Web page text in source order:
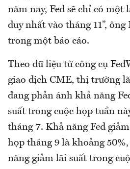
năm nay, Fed sẽ chỉ có một
duy nhất vào tháng 11”,
trong một báo cáo.
Theo dữ liệu từ công cụ
giao dịch CME, thị trường
đang phản ánh khả năng
suất trong cuộc họp tuần
tháng 7. Khả năng Fed
họp tháng 9 là khoảng
năng giảm lãi suất trong